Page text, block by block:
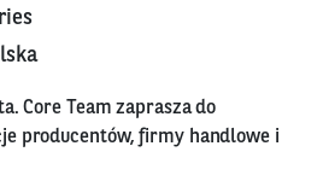
Core Team zaprasza do
producentów, firmy handlowe i